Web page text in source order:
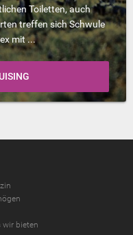
Toiletten, auch
treffen sich Schwule
mit ...
wir bieten